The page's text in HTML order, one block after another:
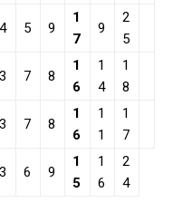
4 5 9
1
7
9
2
5
3 7 8
1
6
1
4
1
8
3 7 8
1
6
1
1
1
7
3 6 9
1
5
1
6
2
4